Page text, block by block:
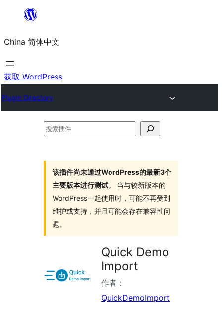
内
容
China 简体中文
获取 WordPress
Plugin Directory
搜
该插件尚未通过WordPress的最新3个
主要版本进行测试。 当与较新版本的
WordPress一起使用时，可能不再受到
维护或支持，并且可能会存在兼容性问
题。
Quick Demo
Import
作者：
QuickDemoImport